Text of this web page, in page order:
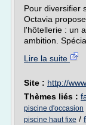
Pour diversifier
Octavia
l'hôtellerie : un
ambition.
Lire la suite
Site : http://
Thèmes liés :
piscine d'occasion
piscine haut fixe /